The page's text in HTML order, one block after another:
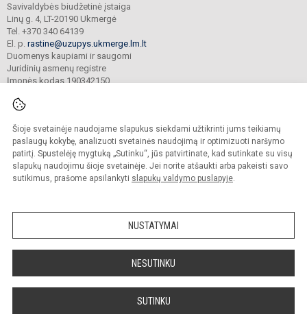
Šioje svetainėje naudojame slapukus siekdami užtikrinti jums teikiamų
paslaugų kokybę, analizuoti svetainės naudojimą ir optimizuoti naršymo
patirtį. Spustelėję mygtuką „Sutinku“, jūs patvirtinate, kad sutinkate su visų
slapukų naudojimu šioje svetainėje. Jei norite atšaukti arba pakeisti savo
sutikimus, prašome apsilankyti slapukų valdymo puslapyje.
NUSTATYMAI
NESUTINKU
SUTINKU
Savivaldybės biudžetinė įstaiga
Linų g. 4, LT-20190 Ukmergė
Tel. +370 340 64139
El. p. rastine@uzupys.ukmerge.lm.lt
Duomenys kaupiami ir saugomi
Juridinių asmenų registre
Įmonės kodas 190342150
© 2022. Ukmergės Užupio pagrindinė mokykla. Visos teisės saugomos.
Kopijuoti turinį be raštiško įstaigos administracijos sutikimo griežtai draudžiama.
Prieinamumo paraiška Slapukų valdymas
Sumanus būdas atnaujinti